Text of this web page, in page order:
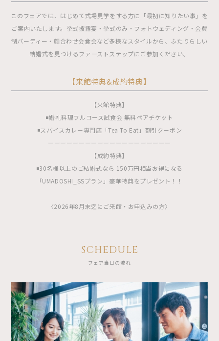
このフェアでは、はじめて式場見学をする方に「最初に知りたい事」を
ご案内いたします。挙式披露宴・挙式のみ・フォトウェディング・会費
制パーティー・顔合わせ会食会など多様なスタイルから、ふたりらしい
結婚式を見つけるファーストステップにご参加ください。
【来館特典&成約特典】
【来館特典】
◾️婚礼料理フルコース試食会 無料ペアチケット
◾️スパイスカレー専門店「Tea To Eat」割引クーポン
ーーーーーーーーーーーーーーーーーーーー
【成約特典】
◾️30名様以上のご結婚式なら 150万円相当お得になる
「UMADOSHI_SSプラン」豪華特典をプレゼント！！
〈2026年8月末迄にご来館・お申込みの方〉
SCHEDULE
フェア当日の流れ